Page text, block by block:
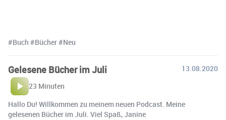
#Buch #Bücher #Neu
Gelesene Bücher im Juli
13.08.2020
23 Minuten
Hallo Du! Willkommen zu meinem neuen Podcast. Meine
gelesenen Bücher im Juli. Viel Spaß, Janine